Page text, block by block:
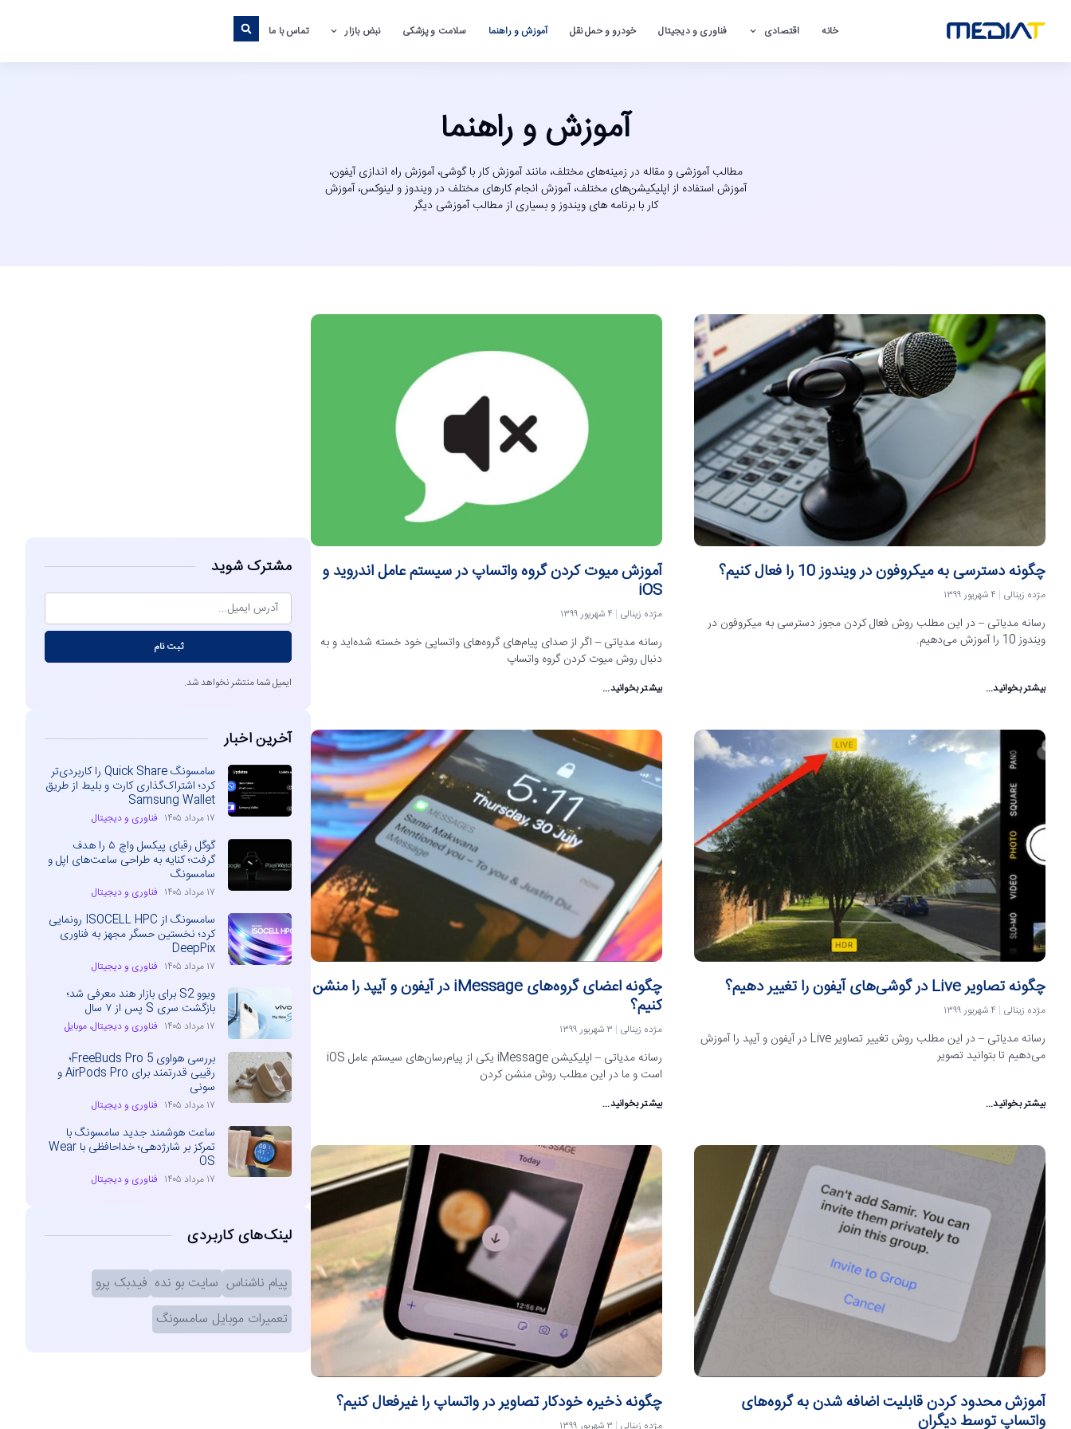
خانه اقتصادی فناوری و دیجیتال خودرو و حمل نقل آموزش و راهنما سلامت و پزشکی نبض بازار تماس با ما
آموزش و راهنما
مطالب آموزشی و مقاله در زمینه‌های مختلف، مانند آموزش کار با گوشی، آموزش راه اندازی آیفون،
آموزش استفاده از اپلیکیشن‌های مختلف، آموزش انجام کارهای مختلف در ویندوز و لینوکس، آموزش
کار با برنامه های ویندوز و بسیاری از مطالب آموزشی دیگر
چگونه دسترسی به میکروفون در ویندوز 10 را فعال کنیم؟
مژده زینالی ۴ شهریور ۱۳۹۹
رسانه مدیاتی – در این مطلب روش فعال کردن مجوز دسترسی به میکروفون در
ویندوز 10 را آموزش می‌دهیم.
بیشتر بخوانید...
آموزش میوت کردن گروه واتساپ در سیستم عامل اندروید و
iOS
مژده زینالی ۴ شهریور ۱۳۹۹
رسانه مدیاتی – اگر از صدای پیام‌های گروه‌های واتساپی خود خسته شده‌اید و به
دنبال روش میوت کردن گروه واتساپ
بیشتر بخوانید...
چگونه تصاویر Live در گوشی‌های آیفون را تغییر دهیم؟
مژده زینالی ۴ شهریور ۱۳۹۹
رسانه مدیاتی – در این مطلب روش تغییر تصاویر Live در آیفون و آیپد را آموزش
می‌دهیم تا بتوانید تصویر
بیشتر بخوانید...
چگونه اعضای گروه‌های iMessage در آیفون و آیپد را منشن
کنیم؟
مژده زینالی ۳ شهریور ۱۳۹۹
رسانه مدیاتی – اپلیکیشن iMessage یکی از پیام‌رسان‌های سیستم عامل iOS
است و ما در این مطلب روش منشن کردن
بیشتر بخوانید...
آموزش محدود کردن قابلیت اضافه شدن به گروه‌های
واتساپ توسط دیگران
چگونه ذخیره خودکار تصاویر در واتساپ را غیرفعال کنیم؟
مژده زینالی ۳ شهریور ۱۳۹۹
مشترک شوید
ثبت نام
ایمیل شما منتشر نخواهد شد.
آخرین اخبار
سامسونگ Quick Share را کاربردی‌تر
کرد؛ اشتراک‌گذاری کارت و بلیط از طریق
Samsung Wallet
۱۷ مرداد ۱۴۰۵ فناوری و دیجیتال
گوگل رقبای پیکسل واچ ۵ را هدف
گرفت؛ کنایه به طراحی ساعت‌های اپل و
سامسونگ
۱۷ مرداد ۱۴۰۵ فناوری و دیجیتال
سامسونگ از ISOCELL HPC رونمایی
کرد؛ نخستین حسگر مجهز به فناوری
DeepPix
۱۷ مرداد ۱۴۰۵ فناوری و دیجیتال
ویوو S2 برای بازار هند معرفی شد؛
بازگشت سری S پس از ۷ سال
۱۷ مرداد ۱۴۰۵ فناوری و دیجیتال،موبایل
بررسی هواوی FreeBuds Pro 5؛
رقیبی قدرتمند برای AirPods Pro و
سونی
۱۷ مرداد ۱۴۰۵ فناوری و دیجیتال
ساعت هوشمند جدید سامسونگ با
تمرکز بر شارژدهی؛ خداحافظی با Wear
OS
۱۷ مرداد ۱۴۰۵ فناوری و دیجیتال
لینک‌های کاربردی
پیام ناشناس سایت بو نده فیدبک پرو
تعمیرات موبایل سامسونگ